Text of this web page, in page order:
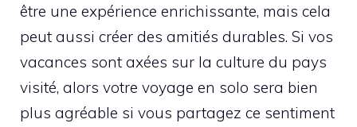
être une expérience enrichissante, mais cela
peut aussi créer des amitiés durables. Si vos
vacances sont axées sur la culture du pays
visité, alors votre voyage en solo sera bien
plus agréable si vous partagez ce sentiment